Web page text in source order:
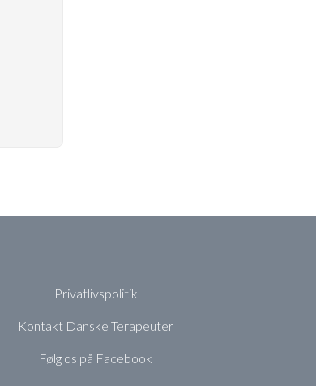
Privatlivspolitik
Kontakt Danske Terapeuter
Følg os på Facebook